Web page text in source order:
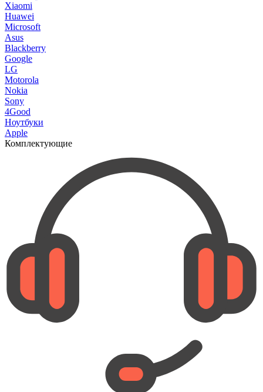
Xiaomi
Huawei
Microsoft
Asus
Blackberry
Google
LG
Motorola
Nokia
Sony
4Good
Ноутбуки
Apple
Комплектующие